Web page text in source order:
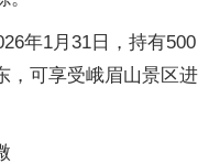
年1月31日，持有500
，可享受峨眉山景区进